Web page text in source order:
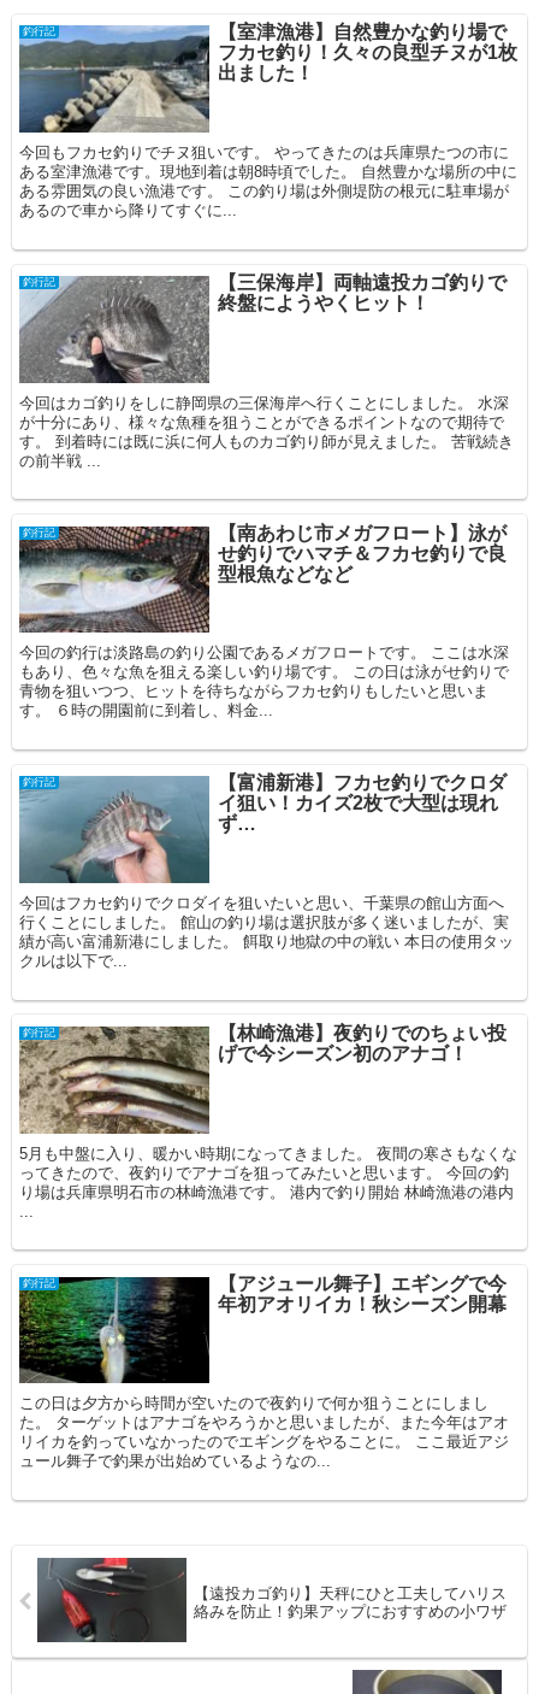
釣行記
【室津漁港】自然豊かな釣り場で
フカセ釣り！久々の良型チヌが1枚
出ました！
今回もフカセ釣りでチヌ狙いです。 やってきたのは兵庫県たつの市に
ある室津漁港です。現地到着は朝8時頃でした。 自然豊かな場所の中に
ある雰囲気の良い漁港です。 この釣り場は外側堤防の根元に駐車場が
あるので車から降りてすぐに...
釣行記
【三保海岸】両軸遠投カゴ釣りで
終盤にようやくヒット！
今回はカゴ釣りをしに静岡県の三保海岸へ行くことにしました。 水深
が十分にあり、様々な魚種を狙うことができるポイントなので期待で
す。 到着時には既に浜に何人ものカゴ釣り師が見えました。 苦戦続き
の前半戦 ...
釣行記
【南あわじ市メガフロート】泳が
せ釣りでハマチ＆フカセ釣りで良
型根魚などなど
今回の釣行は淡路島の釣り公園であるメガフロートです。 ここは水深
もあり、色々な魚を狙える楽しい釣り場です。 この日は泳がせ釣りで
青物を狙いつつ、ヒットを待ちながらフカセ釣りもしたいと思いま
す。 ６時の開園前に到着し、料金...
釣行記
【富浦新港】フカセ釣りでクロダ
イ狙い！カイズ2枚で大型は現れ
ず…
今回はフカセ釣りでクロダイを狙いたいと思い、千葉県の館山方面へ
行くことにしました。 館山の釣り場は選択肢が多く迷いましたが、実
績が高い富浦新港にしました。 餌取り地獄の中の戦い 本日の使用タッ
クルは以下で...
釣行記
【林崎漁港】夜釣りでのちょい投
げで今シーズン初のアナゴ！
5月も中盤に入り、暖かい時期になってきました。 夜間の寒さもなくな
ってきたので、夜釣りでアナゴを狙ってみたいと思います。 今回の釣
り場は兵庫県明石市の林崎漁港です。 港内で釣り開始 林崎漁港の港内
釣行記
【アジュール舞子】エギングで今
年初アオリイカ！秋シーズン開幕
この日は夕方から時間が空いたので夜釣りで何か狙うことにしまし
た。 ターゲットはアナゴをやろうかと思いましたが、また今年はアオ
リイカを釣っていなかったのでエギングをやることに。 ここ最近アジ
ュール舞子で釣果が出始めているようなの...
【遠投カゴ釣り】天秤にひと工夫してハリス
絡みを防止！釣果アップにおすすめの小ワザ